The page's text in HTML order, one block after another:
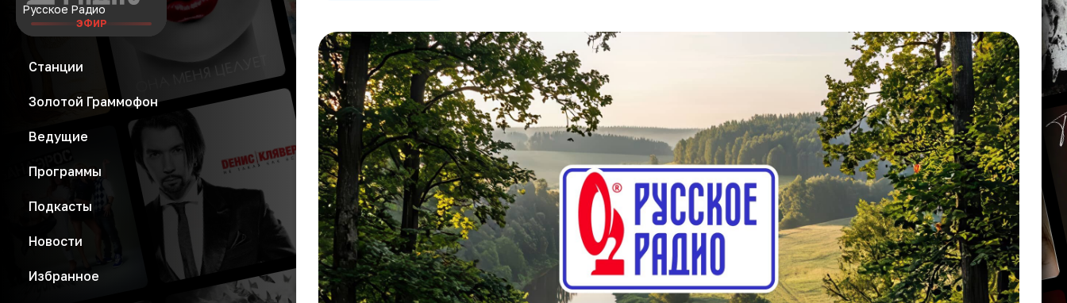
Русское Радио
ЭФИР
Станции
Золотой Граммофон
Ведущие
Программы
Подкасты
Новости
Избранное